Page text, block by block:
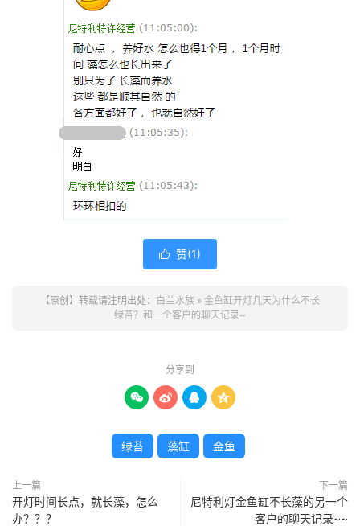
 赞(1)
【原创】转载请注明出处： 白兰水族 » 金鱼缸开灯几天为什么不长
绿苔？和一个客户的聊天记录~
分享到
   
绿苔 藻缸 金鱼
上一篇
开灯时间长点，就长藻，怎么
办？？？
下一篇
尼特利灯金鱼缸不长藻的另一个
客户的聊天记录~~